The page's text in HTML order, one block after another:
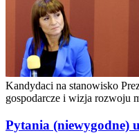
Kandydaci na stanowisko
gospodarcze i wizja rozwoju
Pytania (niewygodne)